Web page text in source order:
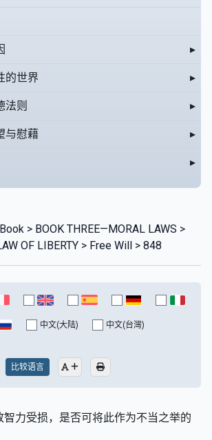
▸
的世界 ▸
法则 ▸
与慰藉 ▸
▸
> BOOK THREE—MORAL LAWS >
OF LIBERTY > Free Will > 848
中文(大陆) 中文(台灣)
比较语言
智力受损，是否可将此作为不当之举的